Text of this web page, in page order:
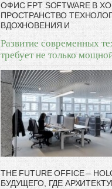
ОФИС FPT SOFTWARE В
ПРОСТРАНСТВО
ВДОХНОВЕНИЯ И
Развитие современных
требует не только
THE FUTURE OFFICE –
БУДУЩЕГО, ГДЕ